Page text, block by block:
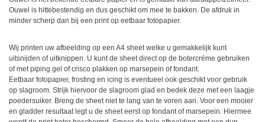
Ouwel is hittebestendig en dus geschikt om mee te bakken. De afdruk in
minder scherp dan bij een print op eetbaar fotopapier.
Wij printen uw afbeelding op een A4 sheet welke u gemakkelijk kunt
uitsnijden of uitknippen. U kunt de sheet direct op de botercréme gebruiken
of met piping gel of crisco plakken op marsepein of fondant.
Eetbaar fotopapier, frosting en icing is eventueel ook geschikt voor gebruik
op slagroom. Strijk hiervoor de slagroom glad en bedek deze met een laagje
poedersuiker. Breng de sheet niet te lang van te voren aan. Voor een mooier
en gladder resultaat legt u de sheet eerst op fondant of marsepein. Hiermee